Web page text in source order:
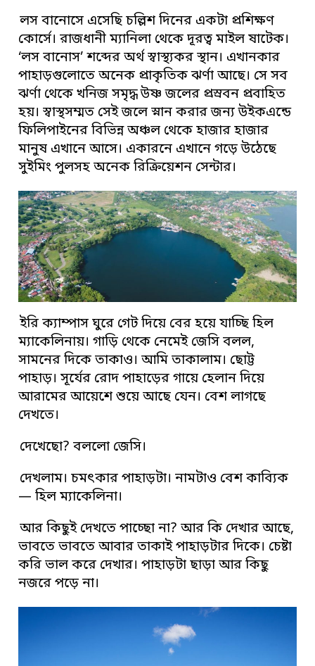
লস বানোসে এসেছি চল্লিশ দিনের একটা প্রশিক্ষণ
কোর্সে। রাজধানী ম্যানিলা থেকে দূরত্ব মাইল ষাটেক।
‘লস বানোস’ শব্দের অর্থ স্বাস্থ্যকর স্থান। এখানকার
পাহাড়গুলোতে অনেক প্রাকৃতিক ঝর্ণা আছে। সে সব
ঝর্ণা থেকে খনিজ সমৃদ্ধ উষ্ণ জলের প্রস্রবন প্রবাহিত
হয়। স্বাস্থসম্মত সেই জলে স্নান করার জন্য উইকএন্ডে
ফিলিপাইনের বিভিন্ন অঞ্চল থেকে হাজার হাজার
মানুষ এখানে আসে। একারনে এখানে গড়ে উঠেছে
সুইমিং পুলসহ অনেক রিক্রিয়েশন সেন্টার।
ইরি ক্যাম্পাস ঘুরে গেট দিয়ে বের হয়ে যাচ্ছি হিল
ম্যাকেলিনায়। গাড়ি থেকে নেমেই জেসি বলল,
সামনের দিকে তাকাও। আমি তাকালাম। ছোট্ট
পাহাড়। সূর্যের রোদ পাহাড়ের গায়ে হেলান দিয়ে
আরামের আয়েশে শুয়ে আছে যেন। বেশ লাগছে
দেখতে।
দেখেছো? বললো জেসি।
দেখলাম। চমৎকার পাহাড়টা। নামটাও বেশ কাব্যিক
—হিল ম্যাকেলিনা।
আর কিছুই দেখতে পাচ্ছো না? আর কি দেখার আছে,
ভাবতে ভাবতে আবার তাকাই পাহাড়টার দিকে। চেষ্টা
করি ভাল করে দেখার। পাহাড়টা ছাড়া আর কিছু
নজরে পড়ে না।